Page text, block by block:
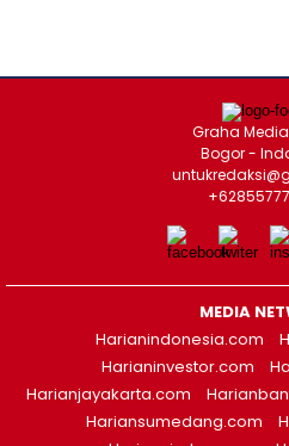
Graha
Bogor -
MEDIA
Harianindonesia.com
Harianinvestor.com
Harianjayakarta.com
Hariansumedang.com